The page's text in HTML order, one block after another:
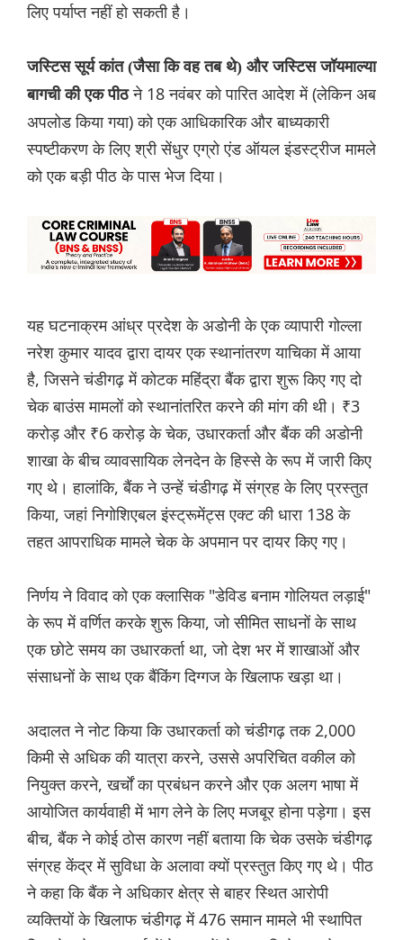
लिए पर्याप्त नहीं हो सकती है।
जस्टिस सूर्य कांत (जैसा कि वह तब थे) और जस्टिस जॉयमाल्या
बागची की एक पीठने 18 नवंबर को पारित आदेश में (लेकिन अब
अपलोड किया गया) को एक आधिकारिक और बाध्यकारी
स्पष्टीकरण के लिए श्री सेंधुर एग्रो एंड ऑयल इंडस्ट्रीज मामले
को एक बड़ी पीठ के पास भेज दिया।
यह घटनाक्रम आंध्र प्रदेश के अडोनी के एक व्यापारी गोल्ला
नरेश कुमार यादव द्वारा दायर एक स्थानांतरण याचिका में आया
है, जिसने चंडीगढ़ में कोटक महिंद्रा बैंक द्वारा शुरू किए गए दो
चेक बाउंस मामलों को स्थानांतरित करने की मांग की थी। ₹3
करोड़ और ₹6 करोड़ के चेक, उधारकर्ता और बैंक की अडोनी
शाखा के बीच व्यावसायिक लेनदेन के हिस्से के रूप में जारी किए
गए थे। हालांकि, बैंक ने उन्हें चंडीगढ़ में संग्रह के लिए प्रस्तुत
किया, जहां निगोशिएबल इंस्ट्रूमेंट्स एक्ट की धारा 138 के
तहत आपराधिक मामले चेक के अपमान पर दायर किए गए।
निर्णय ने विवाद को एक क्लासिक "डेविड बनाम गोलियत लड़ाई"
के रूप में वर्णित करके शुरू किया, जो सीमित साधनों के साथ
एक छोटे समय का उधारकर्ता था, जो देश भर में शाखाओं और
संसाधनों के साथ एक बैंकिंग दिग्गज के खिलाफ खड़ा था।
अदालत ने नोट किया कि उधारकर्ता को चंडीगढ़ तक 2,000
किमी से अधिक की यात्रा करने, उससे अपरिचित वकील को
नियुक्त करने, खर्चों का प्रबंधन करने और एक अलग भाषा में
आयोजित कार्यवाही में भाग लेने के लिए मजबूर होना पड़ेगा। इस
बीच, बैंक ने कोई ठोस कारण नहीं बताया कि चेक उसके चंडीगढ़
संग्रह केंद्र में सुविधा के अलावा क्यों प्रस्तुत किए गए थे। पीठ
ने कहा कि बैंक ने अधिकार क्षेत्र से बाहर स्थित आरोपी
व्यक्तियों के खिलाफ चंडीगढ़ में 476 समान मामले भी स्थापित